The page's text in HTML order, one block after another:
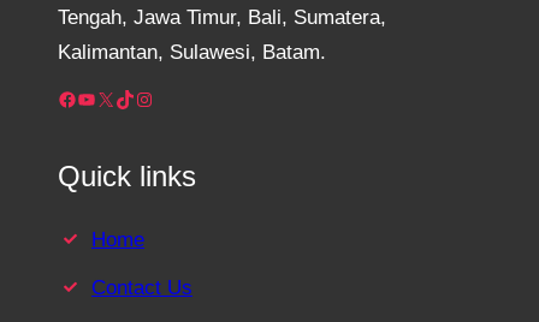
Tengah, Jawa Timur, Bali, Sumatera,
Kalimantan, Sulawesi, Batam.
Facebook YouTube X TikTok Instagram
Quick links
Home
Contact Us